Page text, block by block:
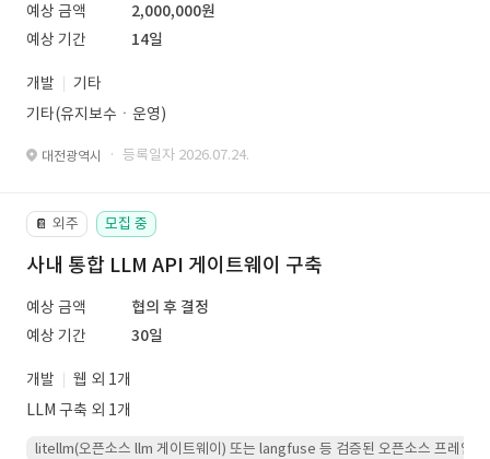
예상 금액
2,000,000원
예상 기간
14일
개발
기타
기타(유지보수ㆍ운영)
대전광역시 · 등록일자 2026.07.24.
📔 외주 모집 중
사내 통합 LLM API 게이트웨이 구축
예상 금액
협의 후 결정
예상 기간
30일
개발
웹 외 1개
LLM 구축 외 1개
litellm(오픈소스 llm 게이트웨이) 또는 langfuse 등 검증된 오픈소스 프레임워